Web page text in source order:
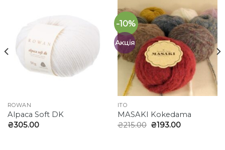
ROWAN
Alpaca Soft DK
₴305.00
-10%
Акція
ITO
MASAKI Kokedama
₴215.00 Оригінальна
₴193.00Поточна